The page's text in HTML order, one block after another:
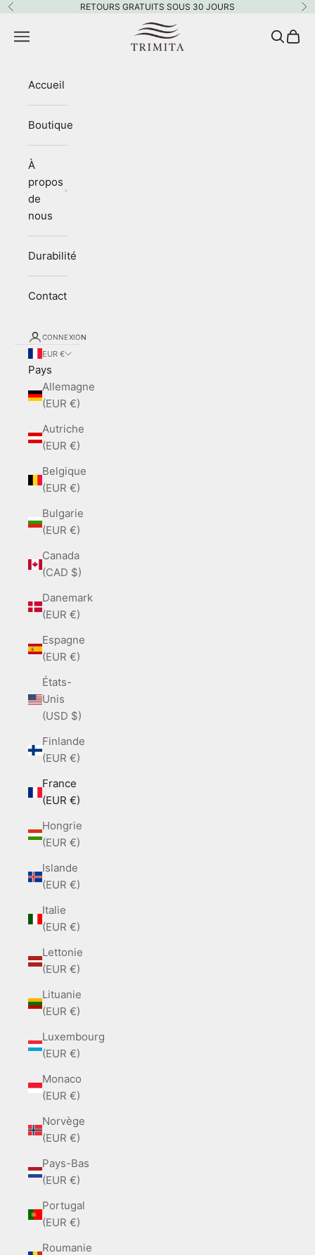
Passer au contenu
Précédent RETOURS GRATUITS SOUS 30 JOURS
Menu
Accueil
Boutique
À
propos
de
nous
Durabilité
Contact
CONNEXION
EUR €
Pays
Allemagne
(EUR €)
Autriche
(EUR €)
Belgique
(EUR €)
Bulgarie
(EUR €)
Canada
(CAD $)
Danemark
(EUR €)
Espagne
(EUR €)
États-
Unis
(USD $)
Finlande
(EUR €)
France
(EUR €)
Hongrie
(EUR €)
Islande
(EUR €)
Italie
(EUR €)
Lettonie
(EUR €)
Lituanie
(EUR €)
Luxembourg
(EUR €)
Monaco
(EUR €)
Norvège
(EUR €)
Pays-Bas
(EUR €)
Portugal
(EUR €)
Roumanie